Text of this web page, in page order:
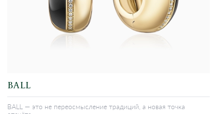
BALL
BALL — это не переосмысление традиций, а новая точка